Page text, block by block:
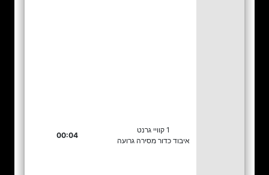
1 קוויי גרנט
איבוד כדור מסירה גרועה
00:04